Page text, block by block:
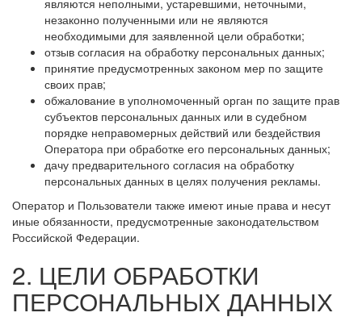
незаконно полученными или не являются
необходимыми для заявленной цели обработки;
отзыв согласия на обработку персональных данных;
принятие предусмотренных законом мер по защите
своих прав;
обжалование в уполномоченный орган по защите прав
субъектов персональных данных или в судебном
порядке неправомерных действий или бездействия
Оператора при обработке его персональных данных;
дачу предварительного согласия на обработку
персональных данных в целях получения рекламы.
Оператор и Пользователи также имеют иные права и несут
иные обязанности, предусмотренные законодательством
Российской Федерации.
2. ЦЕЛИ ОБРАБОТКИ
ПЕРСОНАЛЬНЫХ ДАННЫХ